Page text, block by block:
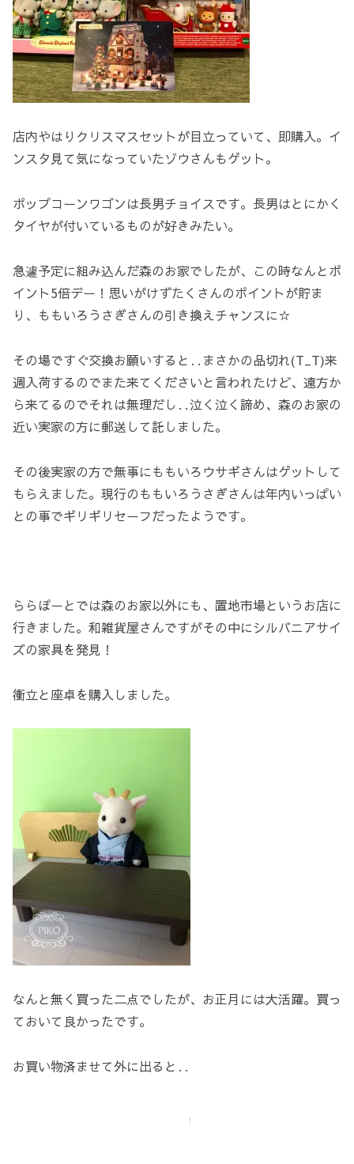
店内やはりクリスマスセットが目立っていて、即購入。イ
ンスタ見て気になっていたゾウさんもゲット。
ポップコーンワゴンは長男チョイスです。長男はとにかく
タイヤが付いているものが好きみたい。
急遽予定に組み込んだ森のお家でしたが、この時なんとポ
イント5倍デー！思いがけずたくさんのポイントが貯ま
り、ももいろうさぎさんの引き換えチャンスに☆
その場ですぐ交換お願いすると‥まさかの品切れ(T_T)来
週入荷するのでまた来てくださいと言われたけど、遠方か
ら来てるのでそれは無理だし‥泣く泣く諦め、森のお家の
近い実家の方に郵送して託しました。
その後実家の方で無事にももいろウサギさんはゲットして
もらえました。現行のももいろうさぎさんは年内いっぱい
との事でギリギリセーフだったようです。
ららぽーとでは森のお家以外にも、置地市場というお店に
行きました。和雑貨屋さんですがその中にシルバニアサイ
ズの家具を発見！
衝立と座卓を購入しました。
なんと無く買った二点でしたが、お正月には大活躍。買っ
ておいて良かったです。
お買い物済ませて外に出ると‥